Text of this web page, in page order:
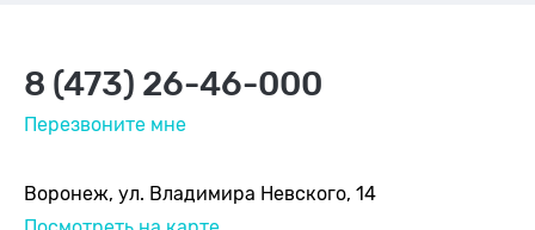
8 (473) 26-46-000
Перезвоните мне
Воронеж, ул. Владимира Невского, 14